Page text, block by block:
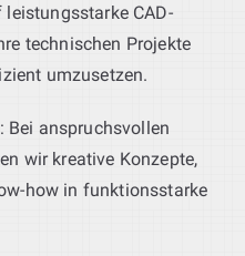
CAD-
technischen Projekte
umzusetzen.
: Bei anspruchsvollen
wir kreative Konzepte,
how in funktionsstarke